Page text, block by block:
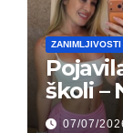
ZANIMLJIVOSTI
školi –
grupi
07/07/